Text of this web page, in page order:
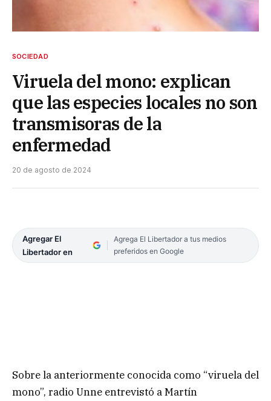
SOCIEDAD
Viruela del mono: explican
que las especies locales no son
transmisoras de la
enfermedad
20 de agosto de 2024
Agregar El
Libertador en
Agrega El Libertador a tus medios
preferidos en Google
Sobre la anteriormente conocida como “viruela del
mono”, radio Unne entrevistó a Martín